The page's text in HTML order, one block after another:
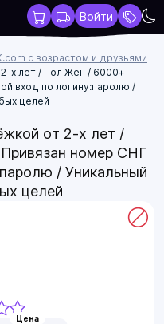
Войти
с возрастом и друзьями
х лет / Пол Жен / 6000+
вход по логину:паролю /
целей
от 2-х лет /
номер СНГ
/ Уникальный
целей
Цена